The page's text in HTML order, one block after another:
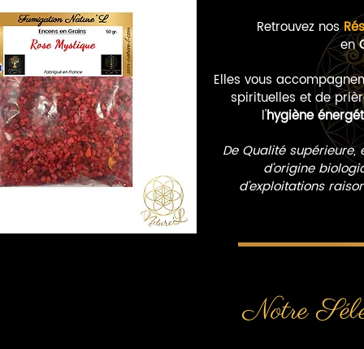
Retrouvez nos
en
Elles vous
spirituelles et de
l'hygiène
De Qualité supérieure,
d'origine
d'exploitations
Notre